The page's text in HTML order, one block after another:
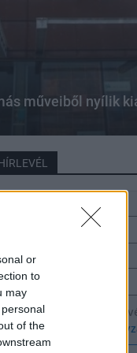
or
to
may
of the
műveiből nyílik
mail cím
Feliratkozom a
adatvédelmi